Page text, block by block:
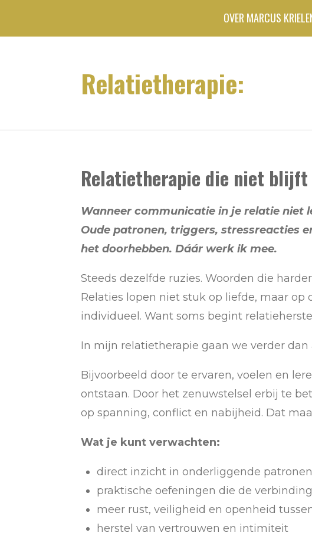
direct
OVER MARCUS
Relatietherapie:
Relatietherapie die niet blijft
Wanneer communicatie in je relatie niet
Oude patronen, triggers, stressreacties
het doorhebben. Dáár werk ik mee.
Steeds dezelfde ruzies. Woorden die
Relaties lopen niet stuk op liefde, maar
individueel. Want soms begint
In mijn relatietherapie gaan we verder dan
Bijvoorbeeld door te ervaren, voelen en
ontstaan. Door het zenuwstelsel erbij te
op spanning, conflict en nabijheid. Dat
Wat je kunt verwachten:
direct inzicht in onderliggende patronen
praktische oefeningen die de
meer rust, veiligheid en openheid
herstel van vertrouwen en intimiteit